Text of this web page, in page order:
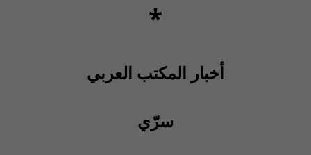
*
أخبار المكتب العربي
سرّي